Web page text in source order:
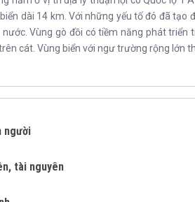
dài 14 km. Với những yếu tố đó đã
Vùng gò đồi có tiềm năng phát
cát. Vùng biển với ngư trường rộng lớn
người
tài nguyên